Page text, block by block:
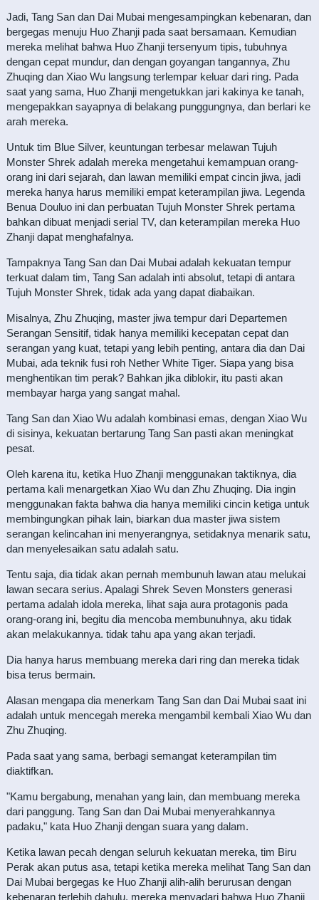
Jadi, Tang San dan Dai Mubai mengesampingkan kebenaran, dan
bergegas menuju Huo Zhanji pada saat bersamaan. Kemudian
mereka melihat bahwa Huo Zhanji tersenyum tipis, tubuhnya
dengan cepat mundur, dan dengan goyangan tangannya, Zhu
Zhuqing dan Xiao Wu langsung terlempar keluar dari ring. Pada
saat yang sama, Huo Zhanji mengetukkan jari kakinya ke tanah,
mengepakkan sayapnya di belakang punggungnya, dan berlari ke
arah mereka.
Untuk tim Blue Silver, keuntungan terbesar melawan Tujuh
Monster Shrek adalah mereka mengetahui kemampuan orang-
orang ini dari sejarah, dan lawan memiliki empat cincin jiwa, jadi
mereka hanya harus memiliki empat keterampilan jiwa. Legenda
Benua Douluo ini dan perbuatan Tujuh Monster Shrek pertama
bahkan dibuat menjadi serial TV, dan keterampilan mereka Huo
Zhanji dapat menghafalnya.
Tampaknya Tang San dan Dai Mubai adalah kekuatan tempur
terkuat dalam tim, Tang San adalah inti absolut, tetapi di antara
Tujuh Monster Shrek, tidak ada yang dapat diabaikan.
Misalnya, Zhu Zhuqing, master jiwa tempur dari Departemen
Serangan Sensitif, tidak hanya memiliki kecepatan cepat dan
serangan yang kuat, tetapi yang lebih penting, antara dia dan Dai
Mubai, ada teknik fusi roh Nether White Tiger. Siapa yang bisa
menghentikan tim perak? Bahkan jika diblokir, itu pasti akan
membayar harga yang sangat mahal.
Tang San dan Xiao Wu adalah kombinasi emas, dengan Xiao Wu
di sisinya, kekuatan bertarung Tang San pasti akan meningkat
pesat.
Oleh karena itu, ketika Huo Zhanji menggunakan taktiknya, dia
pertama kali menargetkan Xiao Wu dan Zhu Zhuqing. Dia ingin
menggunakan fakta bahwa dia hanya memiliki cincin ketiga untuk
membingungkan pihak lain, biarkan dua master jiwa sistem
serangan kelincahan ini menyerangnya, setidaknya menarik satu,
dan menyelesaikan satu adalah satu.
Tentu saja, dia tidak akan pernah membunuh lawan atau melukai
lawan secara serius. Apalagi Shrek Seven Monsters generasi
pertama adalah idola mereka, lihat saja aura protagonis pada
orang-orang ini, begitu dia mencoba membunuhnya, aku tidak
akan melakukannya. tidak tahu apa yang akan terjadi.
Dia hanya harus membuang mereka dari ring dan mereka tidak
bisa terus bermain.
Alasan mengapa dia menerkam Tang San dan Dai Mubai saat ini
adalah untuk mencegah mereka mengambil kembali Xiao Wu dan
Zhu Zhuqing.
Pada saat yang sama, berbagi semangat keterampilan tim
diaktifkan.
"Kamu bergabung, menahan yang lain, dan membuang mereka
dari panggung. Tang San dan Dai Mubai menyerahkannya
padaku," kata Huo Zhanji dengan suara yang dalam.
Ketika lawan pecah dengan seluruh kekuatan mereka, tim Biru
Perak akan putus asa, tetapi ketika mereka melihat Tang San dan
Dai Mubai bergegas ke Huo Zhanji alih-alih berurusan dengan
kebenaran terlebih dahulu, mereka menyadari bahwa Huo Zhanji